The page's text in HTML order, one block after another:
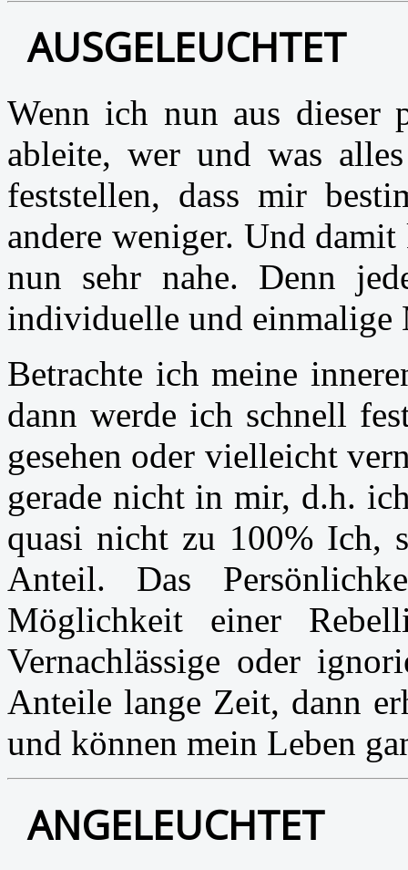
AUSGELEUCHTET
Wenn ich nun aus dieser
ableite, wer und was
feststellen, dass mir
andere weniger. Und
nun sehr nahe. Denn
individuelle und
Betrachte ich meine
dann werde ich schnell
gesehen oder vielleicht
gerade nicht in mir, d.h.
quasi nicht zu 100% Ich,
Anteil. Das
Möglichkeit einer
Vernachlässige oder
Anteile lange Zeit, dann
und können mein Leben
ANGELEUCHTET